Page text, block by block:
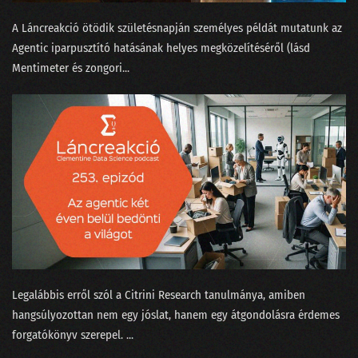
100 - Ezt is megértük!
098 - A GPT alapú keresők forradalmat hoznak
097 - Az igazság a Covid statisztikák körül
096 - Elvirát felköszöntötték névnapja alkalmából
095 - Elmetrükkök a prezentáció tudományában
094 - Kifényeztük a tavalyi kristálygömbünket!
093 - Így működik a ChatGPT
092 - MI-tél helyett MI-nyár lett 2022-ben
A Láncreakció ötödik születésnapján személyes példát mutatunk az
Agentic iparpusztító hatásának helyes megközelítéséről (lásd
Mentimeter és zongori...
Legalábbis erről szól a Citrini Research ⁠tanulmánya, amiben
hangsúlyozottan nem egy jóslat, hanem egy átgondolásra érdemes
forgatókönyv szerepel. ...